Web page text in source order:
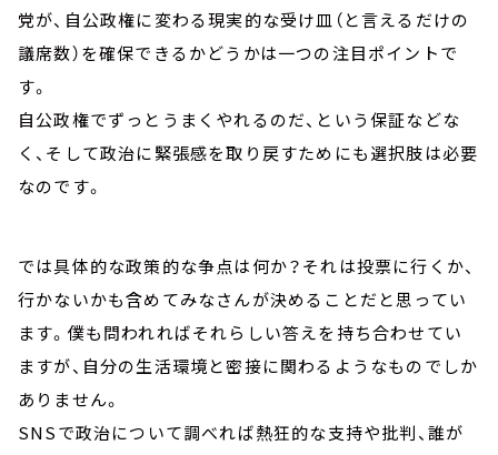
党が、自公政権に変わる現実的な受け皿（と言えるだけの
議席数）を確保できるかどうかは一つの注目ポイントで
す。
自公政権でずっとうまくやれるのだ、という保証などな
く、そして政治に緊張感を取り戻すためにも選択肢は必要
なのです。
では具体的な政策的な争点は何か？それは投票に行くか、
行かないかも含めてみなさんが決めることだと思ってい
ます。僕も問われればそれらしい答えを持ち合わせてい
ますが、自分の生活環境と密接に関わるようなものでしか
ありません。
SNSで政治について調べれば熱狂的な支持や批判、誰が